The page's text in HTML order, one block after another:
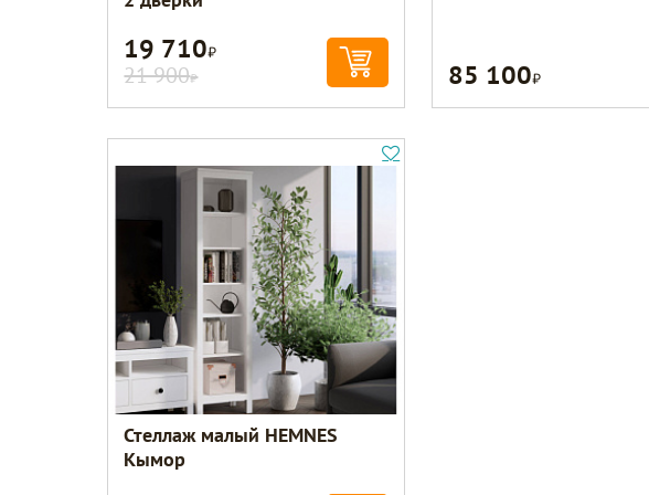
19 710Р
21 900Р 85 100Р
Стеллаж малый HEMNES
Кымор